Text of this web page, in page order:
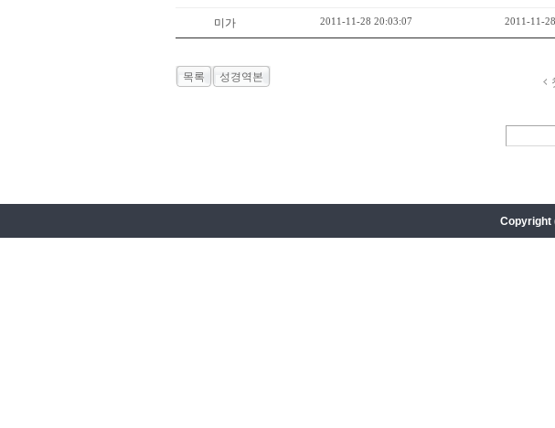
미가 2011-11-28 20:03:07 2011-11-
목록 성경역본
Copyright